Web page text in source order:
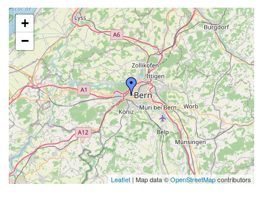
+
−
Leaflet | Map data ©OpenStreetMapcontributors